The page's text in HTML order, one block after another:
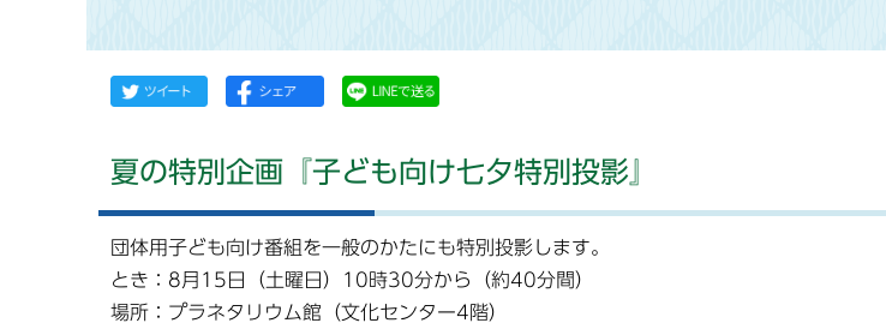
か
夏の特別企画『子ども向け七夕特別投影』
団体用子ども向け番組を一般のかたにも特別投影します。
とき：8月15日（土曜日）10時30分から（約40分間）
場所：プラネタリウム館（文化センター4階）